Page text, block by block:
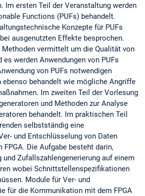
Im ersten Teil der Veranstaltung werden
Functions (PUFs) behandelt.
Konzepte für PUFs
ausgenutzten Effekte besprochen.
vermittelt um die Qualität von
es werden Anwendungen von PUFs
von PUFs notwendigen
ebenso behandelt wie mögliche Angriffe
Im zweiten Teil der Vorlesung
und Methoden zur Analyse
behandelt. Im praktischen Teil
selbstständig eine
und Entschlüsselung von Daten
FPGA. Die Aufgabe besteht darin,
Zufallszahlengenerierung auf einem
wobei Schnittstellenspezifikationen
Module für Ver- und
für die Kommunikation mit dem FPGA